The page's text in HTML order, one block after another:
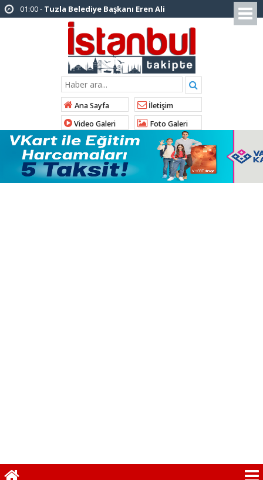
12:26 - İstanbul Emniyet Müdürlüğünden
“Gök Kubbe’de, Mavi Vatan’da, Şanlı Topraklarda:
İstanbul Emniyeti Her Yerde” paylaşımı
Çekmeköy Belediye Başkanı Orhan
Çerkez AK Parti’ye katıldı
İstanbul’da 4 CHP’li belediye başkanı
AK Parti’ye katılıyor
14:10 -Pendik Belediyesi ekipleri
Balıkesir’deki orman yangınına müdahale ediyor
10:23 -Arnavutköy Belediyesi’nden
Kastamonu Cide’ye kardeşlik eli
Ana Sayfa
İletişim
Video Galeri
Foto Galeri